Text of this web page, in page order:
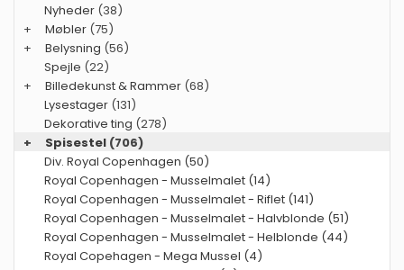
Nyheder (38)
+
Møbler (75)
+
Belysning (56)
Spejle (22)
+
Billedekunst & Rammer (68)
Lysestager (131)
Dekorative ting (278)
+
Spisestel (706)
Div. Royal Copenhagen (50)
Royal Copenhagen - Musselmalet (14)
Royal Copenhagen - Musselmalet - Riflet (141)
Royal Copenhagen - Musselmalet - Halvblonde (51)
Royal Copenhagen - Musselmalet - Helblonde (44)
Royal Copehagen - Mega Mussel (4)